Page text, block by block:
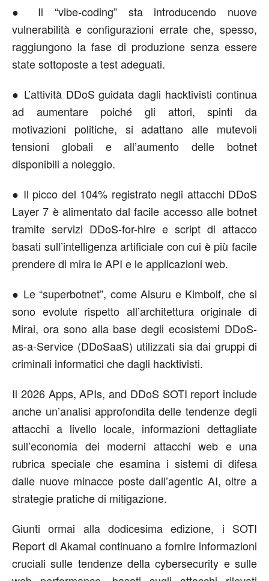
● Il “vibe-coding” sta introducendo nuove
vulnerabilità e configurazioni errate che, spesso,
raggiungono la fase di produzione senza essere
state sottoposte a test adeguati.
● L’attività DDoS guidata dagli hacktivisti continua
ad aumentare poiché gli attori, spinti da
motivazioni politiche, si adattano alle mutevoli
tensioni globali e all’aumento delle botnet
disponibili a noleggio.
● Il picco del 104% registrato negli attacchi DDoS
Layer 7 è alimentato dal facile accesso alle botnet
tramite servizi DDoS-for-hire e script di attacco
basati sull’intelligenza artificiale con cui è più facile
prendere di mira le API e le applicazioni web.
● Le “superbotnet”, come Aisuru e Kimbolf, che si
sono evolute rispetto all’architettura originale di
Mirai, ora sono alla base degli ecosistemi DDoS-
as-a-Service (DDoSaaS) utilizzati sia dai gruppi di
criminali informatici che dagli hacktivisti.
Il 2026 Apps, APIs, and DDoS SOTI report include
anche un’analisi approfondita delle tendenze degli
attacchi a livello locale, informazioni dettagliate
sull’economia dei moderni attacchi web e una
rubrica speciale che esamina i sistemi di difesa
dalle nuove minacce poste dall’agentic AI, oltre a
strategie pratiche di mitigazione.
Giunti ormai alla dodicesima edizione, i SOTI
Report di Akamai continuano a fornire informazioni
cruciali sulle tendenze della cybersecurity e sulle